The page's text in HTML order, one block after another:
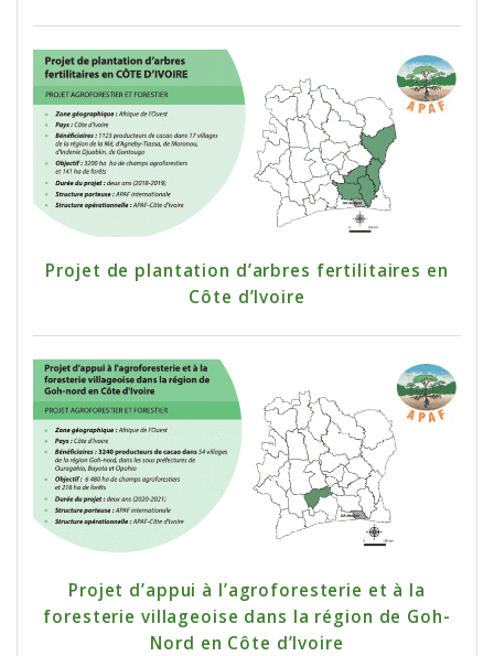
Projet de plantation d’arbres fertilitaires en
Côte d’Ivoire
Projet d’appui à l’agroforesterie et à la
foresterie villageoise dans la région de Goh-
Nord en Côte d’Ivoire